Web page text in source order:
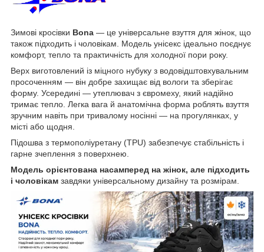
Зимові кросівки Bona — це універсальне взуття для жінок, що
також підходить і чоловікам. Модель унісекс ідеально поєднує
комфорт, тепло та практичність для холодної пори року.
Верх виготовлений із міцного нубуку з водовідштовхувальним
просоченням — він добре захищає від вологи та зберігає
форму. Усередині — утеплювач з євромеху, який надійно
тримає тепло. Легка вага й анатомічна форма роблять взуття
зручним навіть при тривалому носінні — на прогулянках, у
місті або щодня.
Підошва з термополіуретану (TPU) забезпечує стабільність і
гарне зчеплення з поверхнею.
Модель орієнтована насамперед на жінок, але підходить
і чоловікам завдяки універсальному дизайну та розмірам.